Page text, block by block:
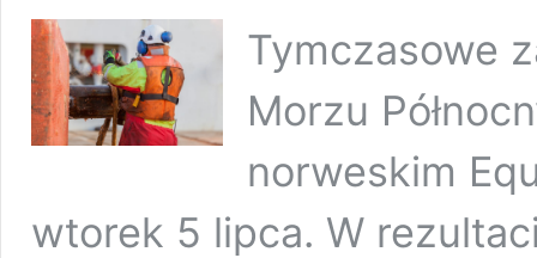
Tymczasowe
Morzu
norweskim
wtorek 5 lipca. W